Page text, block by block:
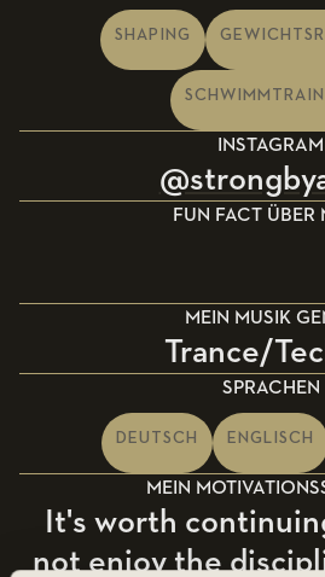
SHAPING
INSTAGRAM
FUN FACT ÜBER
MEIN MUSIK
Trance/
SPRACHEN
DEUTSCH ENGLISCH
MEIN
It's worth
not enjoy the